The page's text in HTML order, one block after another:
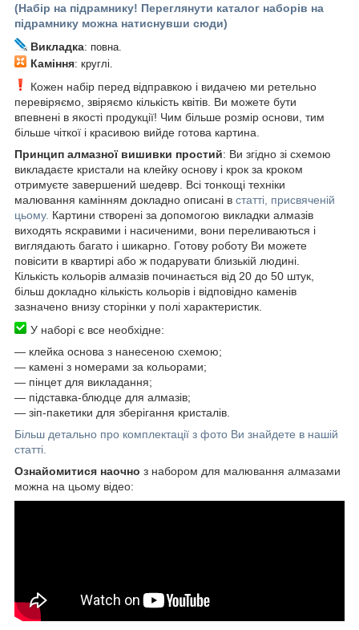
(Набір на підрамнику! Переглянути каталог наборів на
підрамнику можна натиснувши сюди)
Викладка: повна.
Каміння: круглі.
Кожен набір перед відправкою і видачею ми ретельно
перевіряємо, звіряємо кількість квітів. Ви можете бути
впевнені в якості продукції! Чим більше розмір основи, тим
більше чіткої і красивою вийде готова картина.
Принцип алмазної вишивки простий: Ви згідно зі схемою
викладаєте кристали на клейку основу і крок за кроком
отримуєте завершений шедевр. Всі тонкощі техніки
малювання камінням докладно описані в статті, присвяченій
цьому. Картини створені за допомогою викладки алмазів
виходять яскравими і насиченими, вони переливаються і
виглядають багато і шикарно. Готову роботу Ви можете
повісити в квартирі або ж подарувати близькій людині.
Кількість кольорів алмазів починається від 20 до 50 штук,
більш докладно кількість кольорів і відповідно каменів
зазначено внизу сторінки у полі характеристик.
У наборі є все необхідне:
― клейка основа з нанесеною схемою;
― камені з номерами за кольорами;
― пінцет для викладання;
― підставка-блюдце для алмазів;
― зіп-пакетики для зберігання кристалів.
Більш детально про комплектації з фото Ви знайдете в нашій
статті.
Ознайомитися наочно з набором для малювання алмазами
можна на цьому відео: